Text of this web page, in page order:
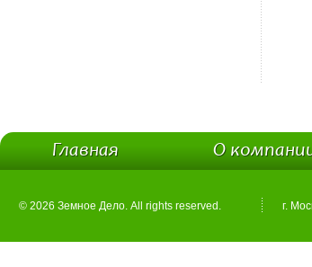
Главная О
© 2026 Земное Дело. All rights reserved. г.